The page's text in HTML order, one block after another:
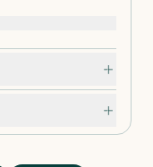
produkt,
hud. Uden